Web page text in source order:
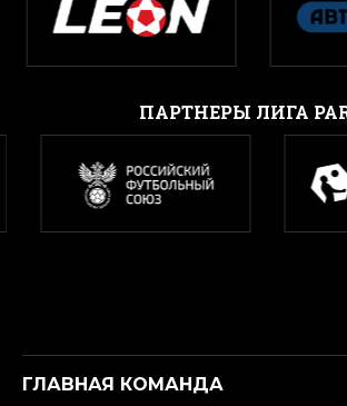
ПАРТНЕРЫ ЛИГА
ГЛАВНАЯ КОМАНДА